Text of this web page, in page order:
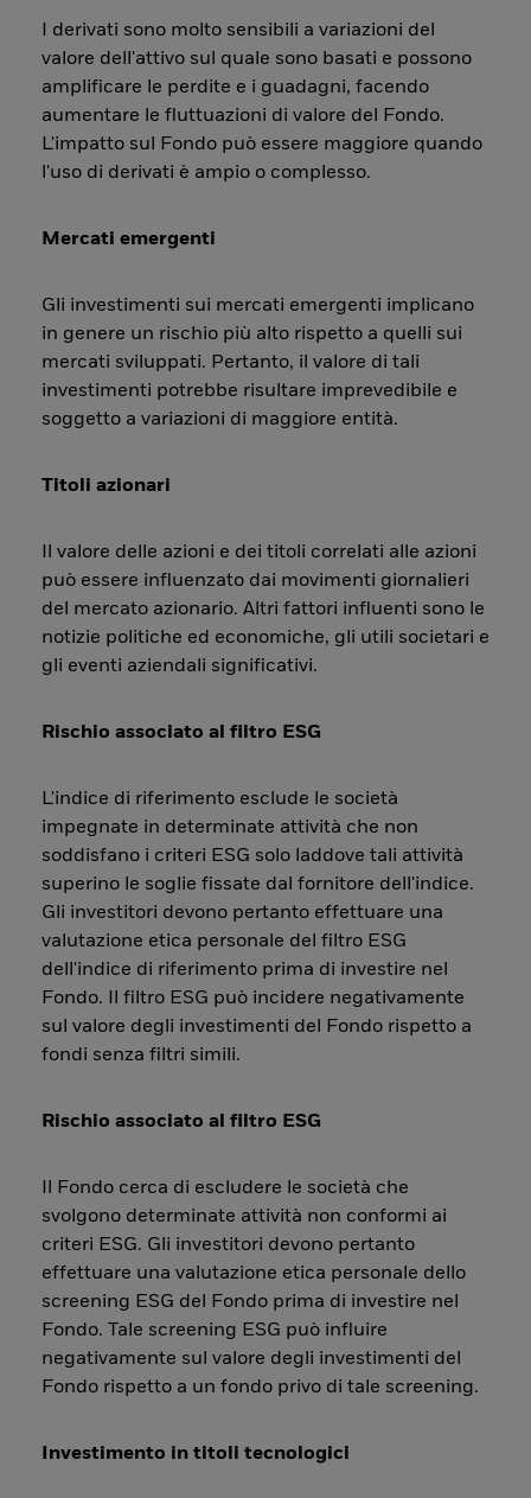
I derivati sono molto sensibili a variazioni del
valore dell'attivo sul quale sono basati e possono
amplificare le perdite e i guadagni, facendo
aumentare le fluttuazioni di valore del Fondo.
L'impatto sul Fondo può essere maggiore quando
l'uso di derivati è ampio o complesso.
Mercati emergenti
Gli investimenti sui mercati emergenti implicano
in genere un rischio più alto rispetto a quelli sui
mercati sviluppati. Pertanto, il valore di tali
investimenti potrebbe risultare imprevedibile e
soggetto a variazioni di maggiore entità.
Titoli azionari
Il valore delle azioni e dei titoli correlati alle azioni
può essere influenzato dai movimenti giornalieri
del mercato azionario. Altri fattori influenti sono le
notizie politiche ed economiche, gli utili societari e
gli eventi aziendali significativi.
Rischio associato al filtro ESG
L'indice di riferimento esclude le società
impegnate in determinate attività che non
soddisfano i criteri ESG solo laddove tali attività
superino le soglie fissate dal fornitore dell'indice.
Gli investitori devono pertanto effettuare una
valutazione etica personale del filtro ESG
dell'indice di riferimento prima di investire nel
Fondo. Il filtro ESG può incidere negativamente
sul valore degli investimenti del Fondo rispetto a
fondi senza filtri simili.
Rischio associato al filtro ESG
Il Fondo cerca di escludere le società che
svolgono determinate attività non conformi ai
criteri ESG. Gli investitori devono pertanto
effettuare una valutazione etica personale dello
screening ESG del Fondo prima di investire nel
Fondo. Tale screening ESG può influire
negativamente sul valore degli investimenti del
Fondo rispetto a un fondo privo di tale screening.
Investimento in titoli tecnologici